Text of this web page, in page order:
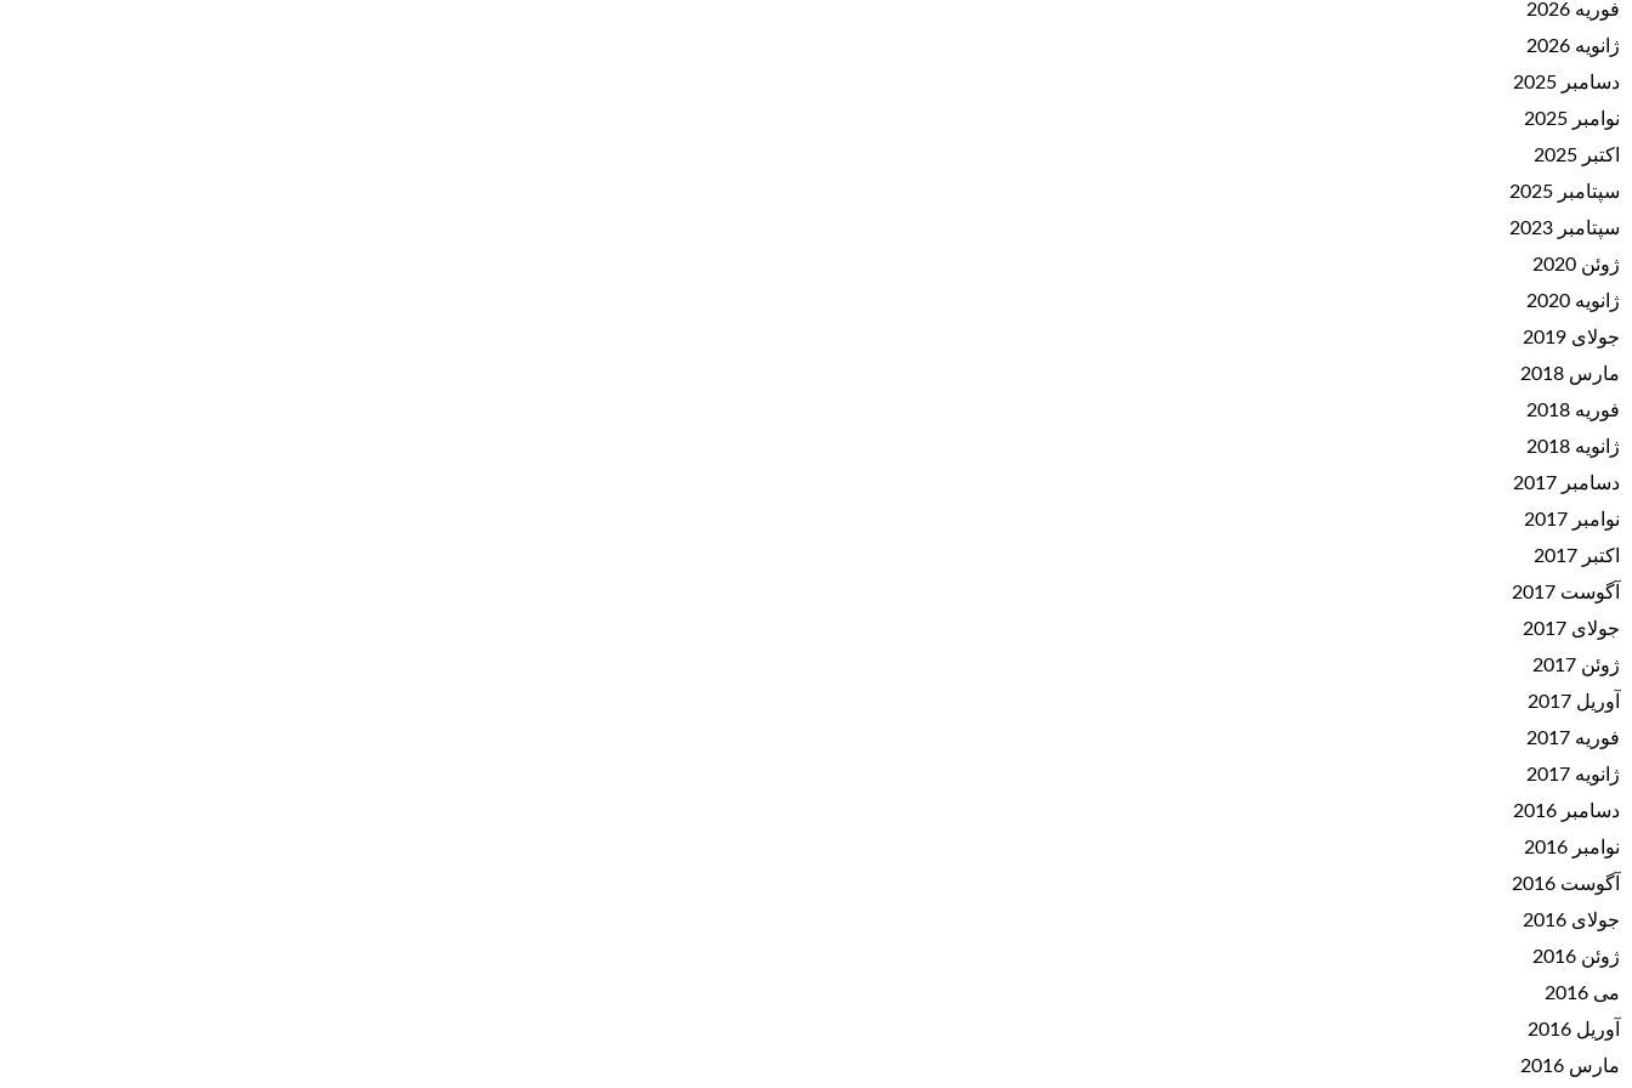
فوریه 2026
ژانویه 2026
دسامبر 2025
نوامبر 2025
اکتبر 2025
سپتامبر 2025
سپتامبر 2023
ژوئن 2020
ژانویه 2020
جولای 2019
مارس 2018
فوریه 2018
ژانویه 2018
دسامبر 2017
نوامبر 2017
اکتبر 2017
آگوست 2017
جولای 2017
ژوئن 2017
آوریل 2017
فوریه 2017
ژانویه 2017
دسامبر 2016
نوامبر 2016
آگوست 2016
جولای 2016
ژوئن 2016
می 2016
آوریل 2016
مارس 2016